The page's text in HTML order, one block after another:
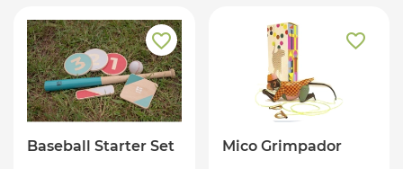
Baseball Starter Set Mico Grimpador